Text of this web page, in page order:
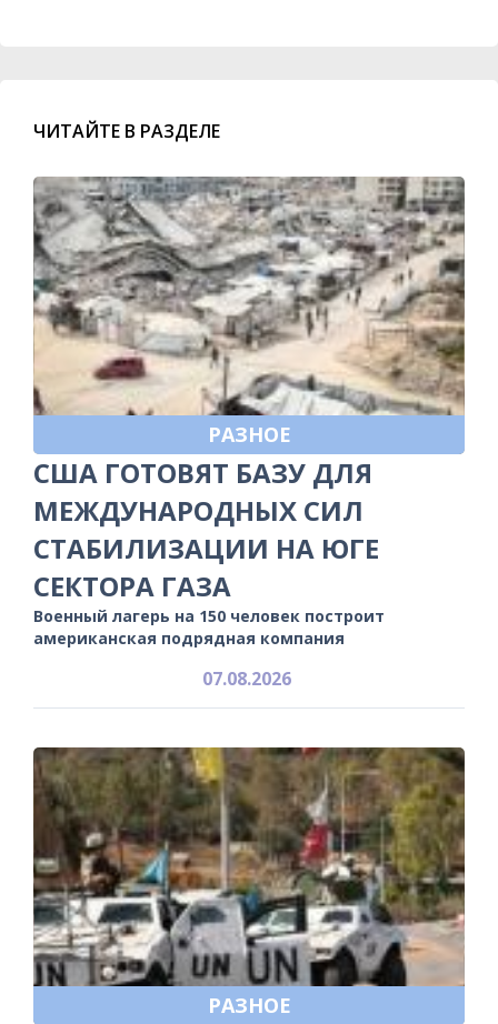
ЧИТАЙТЕ В РАЗДЕЛЕ
РАЗНОЕ
США ГОТОВЯТ БАЗУ ДЛЯ
МЕЖДУНАРОДНЫХ СИЛ
СТАБИЛИЗАЦИИ НА ЮГЕ
СЕКТОРА ГАЗА
Военный лагерь на 150 человек построит
американская подрядная компания
07.08.2026
РАЗНОЕ